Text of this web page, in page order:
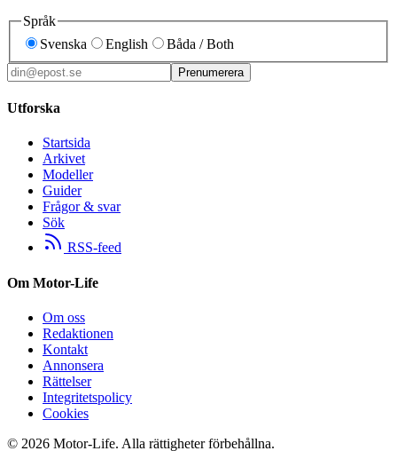
Språk
Svenska
English Båda / Both
Prenumerera
Utforska
Startsida
Arkivet
Modeller
Guider
Frågor & svar
Sök
RSS-feed
Om Motor-Life
Om oss
Redaktionen
Kontakt
Annonsera
Rättelser
Integritetspolicy
Cookies
© 2026 Motor-Life. Alla rättigheter förbehållna.